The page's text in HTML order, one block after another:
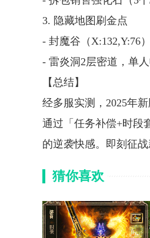
3. 隐藏地图刷金点
- 封魔谷（X:132,Y:76
- 雷炎洞2层密道，单
【总结】
经多服实测，2025年
通过「任务补偿+时段
的逆袭快感。即刻征
猜你喜欢